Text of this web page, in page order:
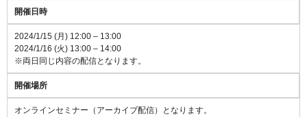
開催日時
2024/1/15 (月) 12:00 – 13:00
2024/1/16 (火) 13:00 – 14:00
※両日同じ内容の配信となります。
開催場所
オンラインセミナー（アーカイブ配信）となります。